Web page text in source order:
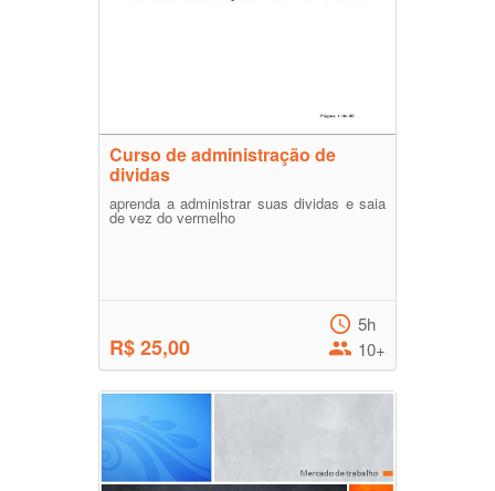
Curso de administração de
dividas
aprenda a administrar suas dividas e saia
de vez do vermelho
R$ 25,00
5h
10+